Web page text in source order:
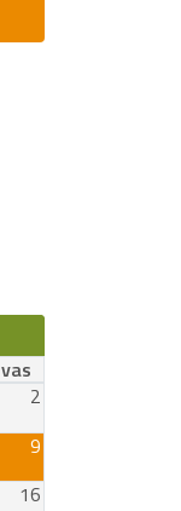
vas
2
9
16